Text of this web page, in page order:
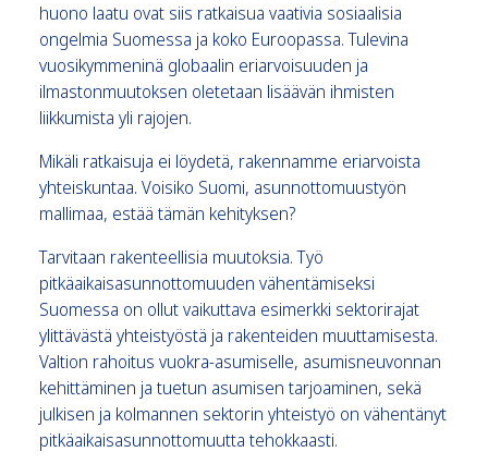
huono laatu ovat siis ratkaisua vaativia sosiaalisia
ongelmia Suomessa ja koko Euroopassa. Tulevina
vuosikymmeninä globaalin eriarvoisuuden ja
ilmastonmuutoksen oletetaan lisäävän ihmisten
liikkumista yli rajojen.
Mikäli ratkaisuja ei löydetä, rakennamme eriarvoista
yhteiskuntaa. Voisiko Suomi, asunnottomuustyön
mallimaa, estää tämän kehityksen?
Tarvitaan rakenteellisia muutoksia. Työ
pitkäaikaisasunnottomuuden vähentämiseksi
Suomessa on ollut vaikuttava esimerkki sektorirajat
ylittävästä yhteistyöstä ja rakenteiden muuttamisesta.
Valtion rahoitus vuokra-asumiselle, asumisneuvonnan
kehittäminen ja tuetun asumisen tarjoaminen, sekä
julkisen ja kolmannen sektorin yhteistyö on vähentänyt
pitkäaikaisasunnottomuutta tehokkaasti.